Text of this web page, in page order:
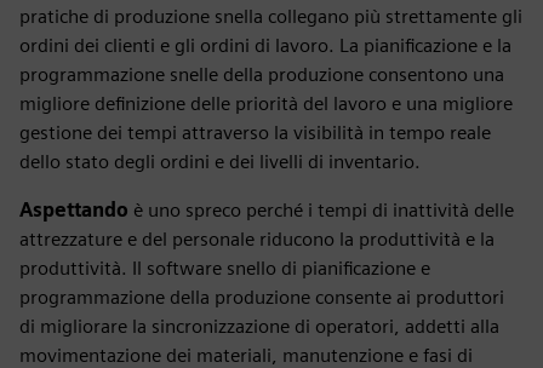
pratiche di produzione snella collegano più strettamente gli
ordini dei clienti e gli ordini di lavoro. La pianificazione e la
programmazione snelle della produzione consentono una
migliore definizione delle priorità del lavoro e una migliore
gestione dei tempi attraverso la visibilità in tempo reale
dello stato degli ordini e dei livelli di inventario.
Aspettando è uno spreco perché i tempi di inattività delle
attrezzature e del personale riducono la produttività e la
produttività. Il software snello di pianificazione e
programmazione della produzione consente ai produttori
di migliorare la sincronizzazione di operatori, addetti alla
movimentazione dei materiali, manutenzione e fasi di